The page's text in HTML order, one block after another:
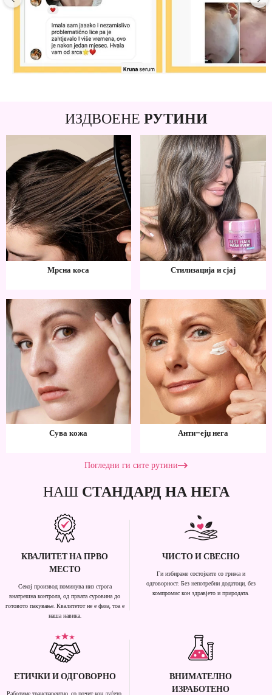
ИЗДВОЕНЕ РУТИНИ
Мрсна коса Стилизација и сјај
Сува кожа Анти-ејџ нега
Погледни ги сите рутини
НАШ СТАНДАРД НА НЕГА
КВАЛИТЕТ НА ПРВО
МЕСТО
Секој производ поминува низ строга
внатрешна контрола, од првата суровина до
готовото пакување. Квалитетот не е фаза, тоа е
наша навика.
ЧИСТО И СВЕСНО
Ги избираме состојките со грижа и
одговорност. Без непотребни додатоци, без
компромис кон здравјето и природата.
ЕТИЧКИ И ОДГОВОРНО
ВНИМАТЕЛНО
ИЗРАБОТЕНО